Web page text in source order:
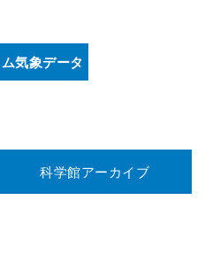
気象データ
科学館アーカイブ